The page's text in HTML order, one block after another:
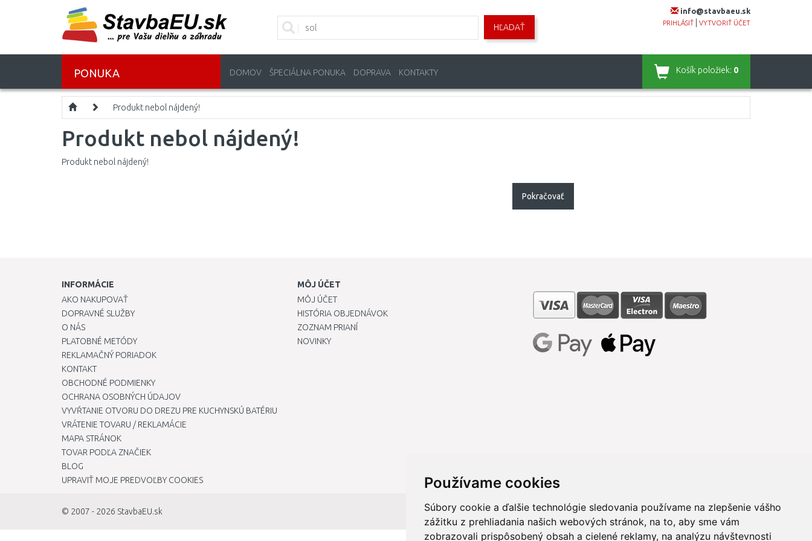
Používame cookies
Súbory cookie a ďalšie technológie sledovania používame na zlepšenie vášho
zážitku z prehliadania našich webových stránok, na to, aby sme vám
zobrazovali prispôsobený obsah a cielené reklamy, na analýzu návštevnosti
info@stavbaeu.sk
PRIHLÁSIŤ VYTVORIŤ ÚČET
HĽADAŤ
PONUKA DOMOV ŠPECIÁLNA PONUKA DOPRAVA KONTAKTY Košík položiek: 0
Produkt nebol nájdený!
Produkt nebol nájdený!
Produkt nebol nájdený!
Pokračovať
INFORMÁCIE
AKO NAKUPOVAŤ
DOPRAVNÉ SLUŽBY
O NÁS
PLATOBNÉ METÓDY
REKLAMAČNÝ PORIADOK
KONTAKT
OBCHODNÉ PODMIENKY
OCHRANA OSOBNÝCH ÚDAJOV
VYVŔTANIE OTVORU DO DREZU PRE KUCHYNSKÚ BATÉRIU
VRÁTENIE TOVARU / REKLAMÁCIE
MAPA STRÁNOK
TOVAR PODĽA ZNAČIEK
BLOG
UPRAVIŤ MOJE PREDVOĽBY COOKIES
MÔJ ÚČET
MÔJ ÚČET
HISTÓRIA OBJEDNÁVOK
ZOZNAM PRIANÍ
NOVINKY
© 2007 - 2026 StavbaEU.sk